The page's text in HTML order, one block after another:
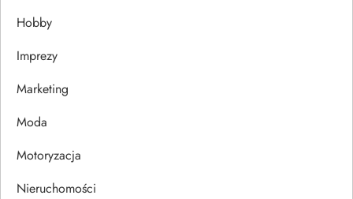
a
w
p
Hobby
Imprezy
Marketing
Moda
Motoryzacja
Nieruchomości